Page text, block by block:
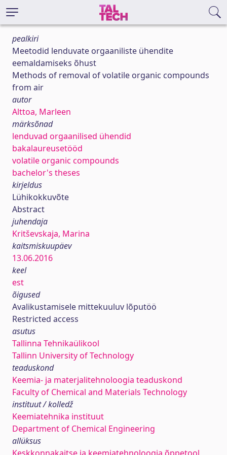
pealkiri
Meetodid lenduvate orgaaniliste ühendite
eemaldamiseks õhust
Methods of removal of volatile organic compounds
from air
autor
Alttoa, Marleen
märksõnad
lenduvad orgaanilised ühendid
bakalaureusetööd
volatile organic compounds
bachelor's theses
kirjeldus
Lühikokkuvõte
Abstract
juhendaja
Kritševskaja, Marina
kaitsmiskuupäev
13.06.2016
keel
est
õigused
Avalikustamisele mittekuuluv lõputöö
Restricted access
asutus
Tallinna Tehnikaülikool
Tallinn University of Technology
teaduskond
Keemia- ja materjalitehnoloogia teaduskond
Faculty of Chemical and Materials Technology
instituut / kolledž
Keemiatehnika instituut
Department of Chemical Engineering
allüksus